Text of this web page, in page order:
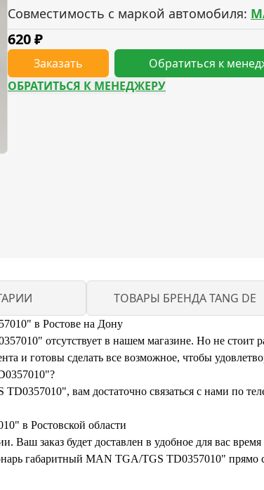
Совместимость с маркой автомобиля:
620₽
Заказать
Обратиться к
ОБРАТИТЬСЯ К МЕНЕДЖЕРУ
ТОВАРЫ БРЕНДА TANG DE
в Ростове на Дону
отсутствует в нашем магазине. Но не стоит
готовы сделать все возможное, чтобы
вам достаточно связаться с нами по
в Ростовской области
Ваш заказ будет доставлен в удобное для вас
габаритный MAN TGA/TGS TD0357010"